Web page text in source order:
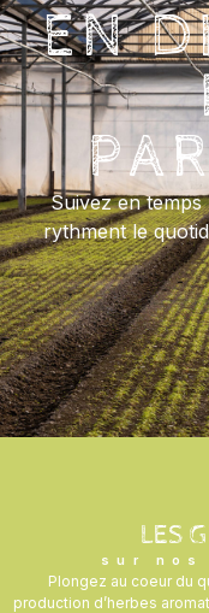
EN
Suivez en temps
rythment le
LES
sur nos
Plongez au coeur du
production d’herbes